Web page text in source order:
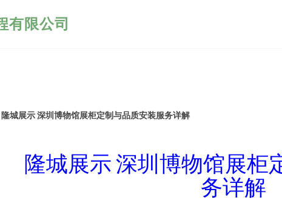
有限公司
隆城展示 深圳博物馆展柜定制与品质安装服务详解
隆城展示 深圳博物馆展柜
务详解